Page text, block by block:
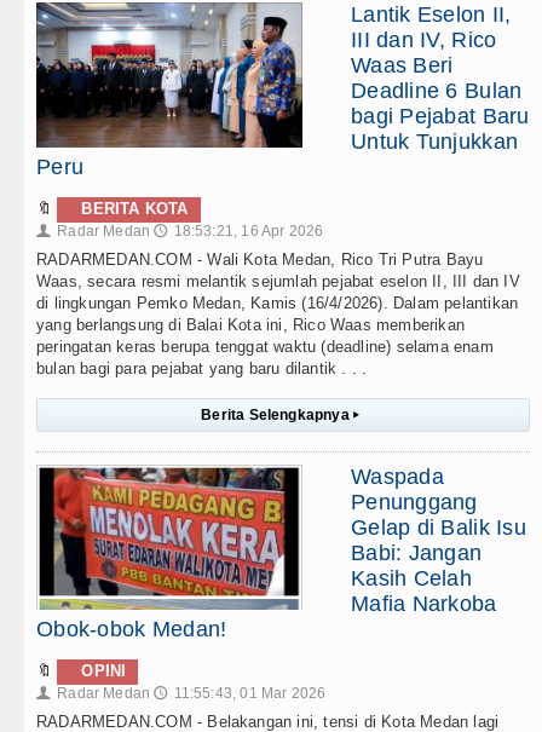
Lantik Eselon II,
III dan IV, Rico
Waas Beri
Deadline 6 Bulan
bagi Pejabat Baru
Untuk Tunjukkan
Peru
🔖 BERITA KOTA
👤 Radar Medan 🕔 18:53:21, 16 Apr 2026
RADARMEDAN.COM - Wali Kota Medan, Rico Tri Putra Bayu
Waas, secara resmi melantik sejumlah pejabat eselon II, III dan IV
di lingkungan Pemko Medan, Kamis (16/4/2026). Dalam pelantikan
yang berlangsung di Balai Kota ini, Rico Waas memberikan
peringatan keras berupa tenggat waktu (deadline) selama enam
bulan bagi para pejabat yang baru dilantik . . .
Berita Selengkapnya ▸
Waspada
Penunggang
Gelap di Balik Isu
Babi: Jangan
Kasih Celah
Mafia Narkoba
Obok-obok Medan!
🔖 OPINI
👤 Radar Medan 🕔 11:55:43, 01 Mar 2026
RADARMEDAN.COM - Belakangan ini, tensi di Kota Medan lagi